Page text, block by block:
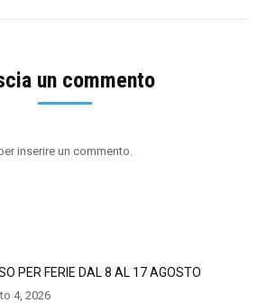
un commento
inserire un commento.
PER FERIE DAL 8 AL 17 AGOSTO
4, 2026